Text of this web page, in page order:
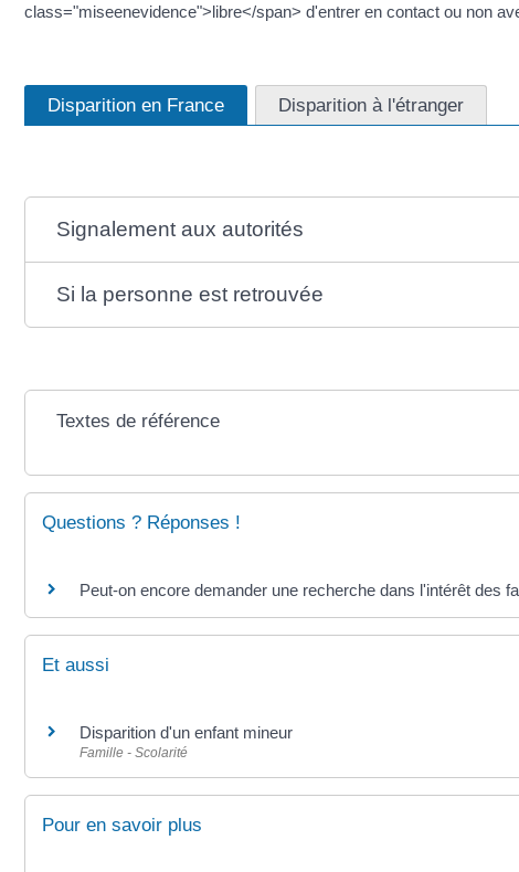
class="miseenevidence">libre</span> d'entrer en contact ou non
Disparition en France Disparition à l'étranger
Signalement aux autorités
Si la personne est retrouvée
Textes de référence
Questions ? Réponses !
Peut-on encore demander une recherche dans l'intérêt des
Et aussi
Disparition d'un enfant mineur
Famille - Scolarité
Pour en savoir plus